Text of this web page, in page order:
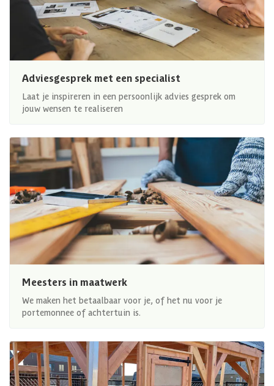
Adviesgesprek met een specialist
Laat je inspireren in een persoonlijk advies gesprek om
jouw wensen te realiseren
Meesters in maatwerk
We maken het betaalbaar voor je, of het nu voor je
portemonnee of achtertuin is.